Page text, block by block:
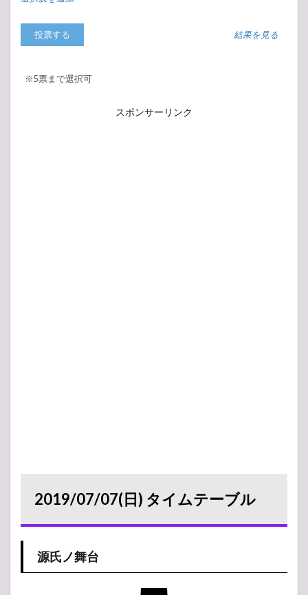
結果を見る
※5票まで選択可
スポンサーリンク
2019/07/07(日) タイムテーブル
源氏ノ舞台